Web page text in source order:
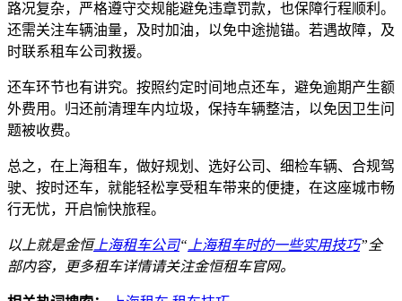
路况复杂，严格遵守交规能避免违章罚款，也保障行程顺利。
还需关注车辆油量，及时加油，以免中途抛锚。若遇故障，及
时联系租车公司救援。
还车环节也有讲究。按照约定时间地点还车，避免逾期产生额
外费用。归还前清理车内垃圾，保持车辆整洁，以免因卫生问
题被收费。
总之，在上海租车，做好规划、选好公司、细检车辆、合规驾
驶、按时还车，就能轻松享受租车带来的便捷，在这座城市畅
行无忧，开启愉快旅程。
以上就是金恒上海租车公司“ 上海租车时的一些实用技巧”全
部内容，更多租车详情请关注金恒租车官网。